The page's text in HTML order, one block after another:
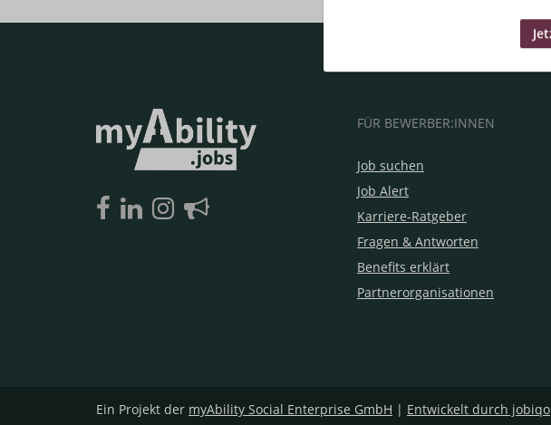
FÜR BEWERBER:INNEN
Job suchen
Job Alert
Karriere-Ratgeber
Fragen & Antworten
Benefits erklärt
Partnerorganisationen
Ein Projekt der myAbility Social Enterprise GmbH | Entwickelt durch jobiqo